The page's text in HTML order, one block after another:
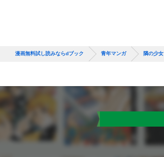
漫画無料試し読みならdブック 青年マンガ 隣の少女